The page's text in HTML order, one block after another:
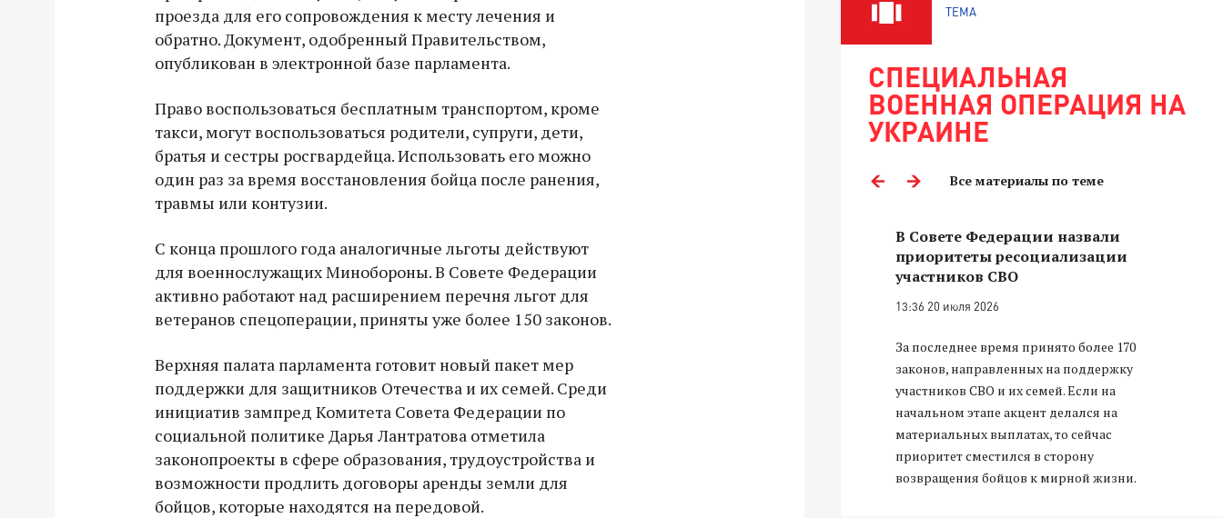
проезда для его сопровождения к месту лечения и
обратно. Документ, одобренный Правительством,
опубликован в электронной базе парламента.
Право воспользоваться бесплатным транспортом, кроме
такси, могут воспользоваться родители, супруги, дети,
братья и сестры росгвардейца. Использовать его можно
один раз за время восстановления бойца после ранения,
травмы или контузии.
С конца прошлого года аналогичные льготы действуют
для военнослужащих Минобороны. В Совете Федерации
активно работают над расширением перечня льгот для
ветеранов спецоперации, приняты уже более 150 законов.
Верхняя палата парламента готовит новый пакет мер
поддержки для защитников Отечества и их семей. Среди
инициатив зампред Комитета Совета Федерации по
социальной политике Дарья Лантратова отметила
законопроекты в сфере образования, трудоустройства и
возможности продлить договоры аренды земли для
бойцов, которые находятся на передовой.
ТЕМА
СПЕЦИАЛЬНАЯ
ВОЕННАЯ ОПЕРАЦИЯ НА
УКРАИНЕ
Все материалы по теме
СВО дроны и технику связи
18:30 10 сентября 2025
Владимир Якушев сопровождает грузы
спецоперации.
В Совете Федерации назвали
приоритеты ресоциализации
участников СВО
13:36 20 июля 2026
За последнее время принято более 170
законов, направленных на поддержку
участников СВО и их семей. Если на
начальном этапе акцент делался на
материальных выплатах, то сейчас
приоритет сместился в сторону
возвращения бойцов к мирной жизни.